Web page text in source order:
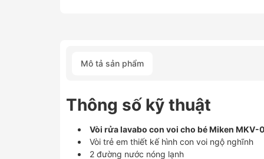
Mô tả sản phẩm
Thông số kỹ thuật
Vòi rửa lavabo con voi cho bé Miken MKV-
Vòi trẻ em thiết kế hình con voi ngộ nghĩnh
2 đường nước nóng lạnh